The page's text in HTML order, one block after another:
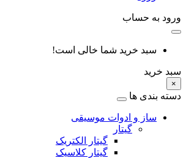
ورود به حساب
سبد خرید شما خالی است!
سبد خرید
×
دسته بندی ها
ساز و ادوات موسیقی
گیتار
گیتار الکتریک
گیتار کلاسیک